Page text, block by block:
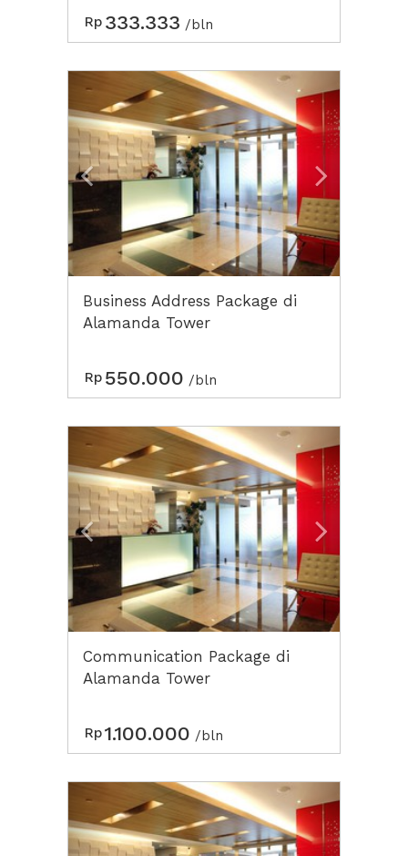
Rp 333.333 /bln
Previous Next2
Business Address Package di
Alamanda Tower
Rp 550.000 /bln
Previous Next2
Communication Package di
Alamanda Tower
Rp1.100.000 /bln
Previous Next2